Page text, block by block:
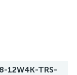
12W4K-TRS-